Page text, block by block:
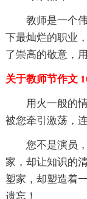
教师是一个伟
下最灿烂的职业
了崇高的敬意，
关于教师节作文
用火一般的情
被您牵引激荡，
您不是演员，
家，却让知识的
塑家，却塑造着
遗忘！